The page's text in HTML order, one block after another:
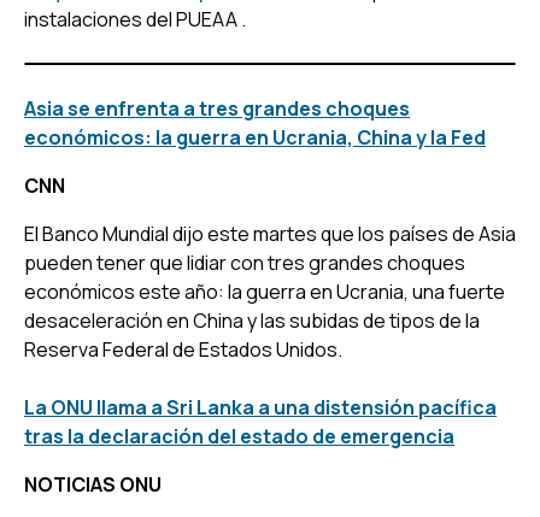
instalaciones del PUEAA .
Asia se enfrenta a tres grandes choques
económicos: la guerra en Ucrania, China y la Fed
CNN
El Banco Mundial dijo este martes que los países de Asia
pueden tener que lidiar con tres grandes choques
económicos este año: la guerra en Ucrania, una fuerte
desaceleración en China y las subidas de tipos de la
Reserva Federal de Estados Unidos.
La ONU llama a Sri Lanka a una distensión pacífica
tras la declaración del estado de emergencia
NOTICIAS ONU